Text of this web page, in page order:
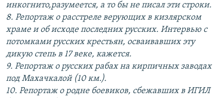
инкогнито,разумеется, а то бы не писал эти строки.
8. Репортаж о расстреле верующих в кизлярском
храме и об исходе последних русских. Интервью с
потомками русских крестьян, осваивавших эту
дикую степь в 17 веке, кажется.
9. Репортаж о русских рабах на кирпичных заводах
под Махачкалой (10 км.).
10. Репортаж о родне боевиков, сбежавших в ИГИЛ